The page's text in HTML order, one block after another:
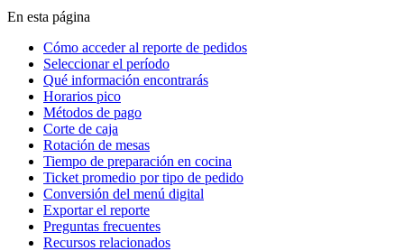
En esta página
Cómo acceder al reporte de pedidos
Seleccionar el período
Qué información encontrarás
Horarios pico
Métodos de pago
Corte de caja
Rotación de mesas
Tiempo de preparación en cocina
Ticket promedio por tipo de pedido
Conversión del menú digital
Exportar el reporte
Preguntas frecuentes
Recursos relacionados